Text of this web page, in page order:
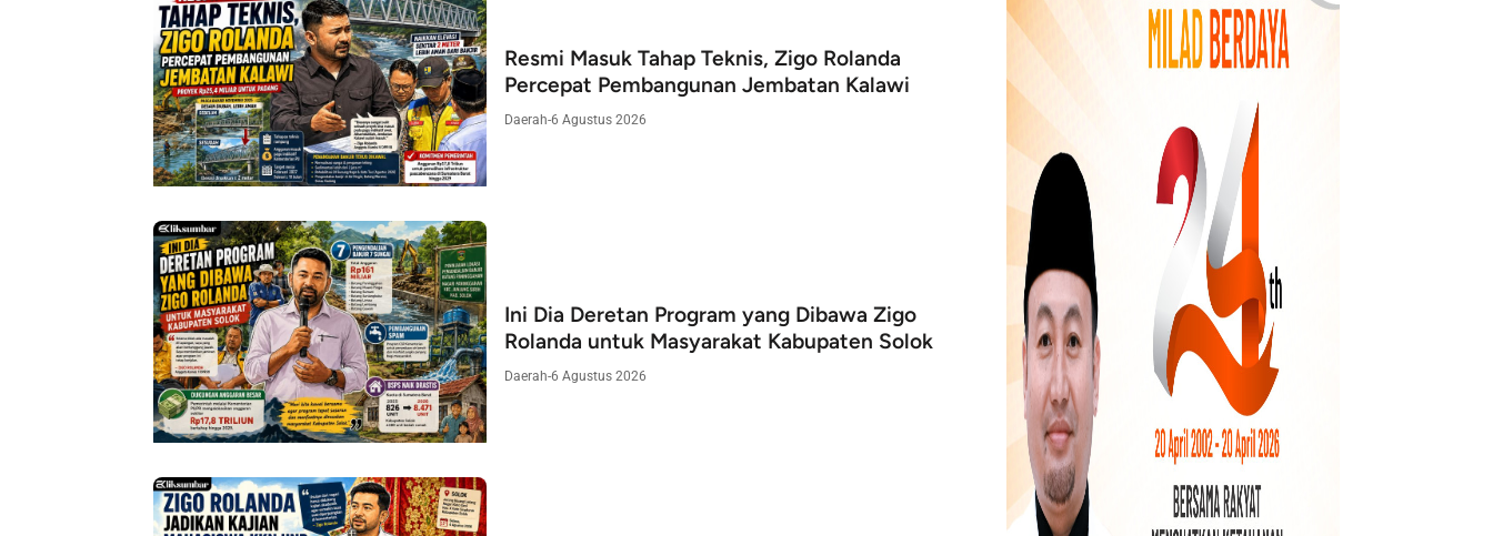
Resmi Masuk Tahap Teknis, Zigo Rolanda
Percepat Pembangunan Jembatan Kalawi
Daerah-6 Agustus 2026
Ini Dia Deretan Program yang Dibawa Zigo
Rolanda untuk Masyarakat Kabupaten Solok
Daerah-6 Agustus 2026